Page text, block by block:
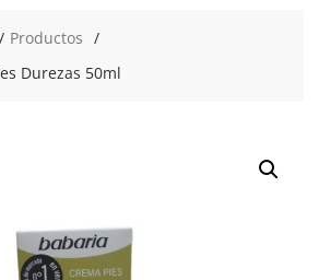
Productos
Durezas 50ml